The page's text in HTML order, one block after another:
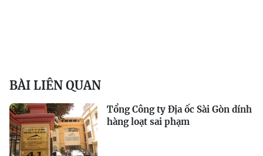
BÀI LIÊN QUAN
Tổng Công ty Địa ốc Sài Gòn dính
hàng loạt sai phạm